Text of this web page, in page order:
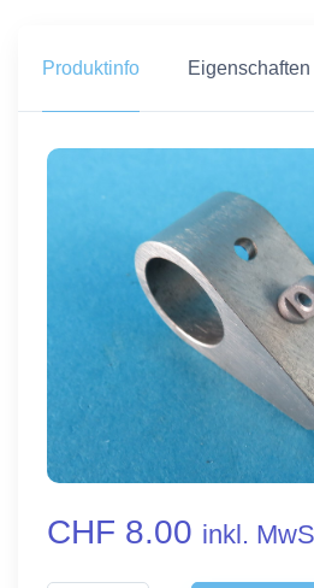
Produktinfo Eigenschaften
CHF 8.00 inkl.